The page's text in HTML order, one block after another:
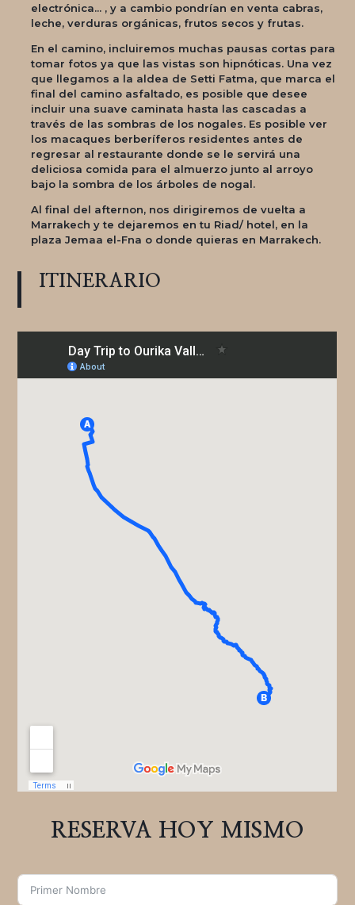
electrónica... , y a cambio pondrían en venta cabras,
leche, verduras orgánicas, frutos secos y frutas.
En el camino, incluiremos muchas pausas cortas para
tomar fotos ya que las vistas son hipnóticas. Una vez
que llegamos a la aldea de Setti Fatma, que marca el
final del camino asfaltado, es posible que desee
incluir una suave caminata hasta las cascadas a
través de las sombras de los nogales. Es posible ver
los macaques berberíferos residentes antes de
regresar al restaurante donde se le servirá una
deliciosa comida para el almuerzo junto al arroyo
bajo la sombra de los árboles de nogal.
Al final del afternon, nos dirigiremos de vuelta a
Marrakech y te dejaremos en tu Riad/ hotel, en la
plaza Jemaa el-Fna o donde quieras en Marrakech.
ITINERARIO
RESERVA HOY MISMO